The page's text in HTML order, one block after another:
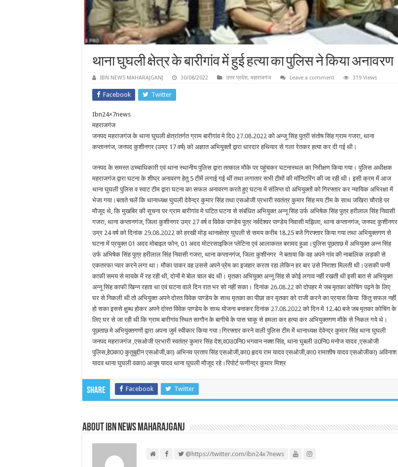
थाना घुघली क्षेत्र के बारीगांव में हुई हत्या का पुलिस ने किया अनावरण
IBN NEWS MAHARAJGANJ 30/08/2022 उत्तर प्रदेश, महाराजगंज Leave a comment 319 Views
Facebook Twitter
Ibn24×7news
महराजगंज
जनपद महराजगंज के थाना घुघली क्षेत्रांतर्गत ग्राम बारीगांव मे दि0 27.08.2022 को अन्जू सिंह पुत्री संतोष सिंह ग्राम गजरा, थाना
कप्तानगंज, जनपद कुशीनगर (उम्र 17 वर्ष) को अज्ञात अभियुक्तों द्वारा धारदार हथियार से गला रेतकर हत्या कर दी गई थी।
जनपद के समस्त उच्चाधिकारी एवं थाना स्थानीय पुलिस द्वारा तत्काल मौके पर पहूंचकर घटनास्थल का निरीक्षण किया गया। पुलिस अधीक्षक
महराजगंज द्वारा घटना के शीघ्र अनावरण हेतु 5 टीमें लगाई गई थीं तथा लगातार सभी टीमों की मॉनिटरिंग की जा रही थी। इसी क्रम में आज
थाना घुघली पुलिस व स्वाट टीम द्वारा घटना का सफल अनावरण करते हुए घटना में संलिप्त दो अभियुक्तों को गिरफ्तार कर न्यायिक अभिरक्षा में
भेजा गया।बताते चलें कि थानाध्यक्ष घुघली देवेन्द्र कुमार सिंह तथा एसओजी प्रभारी स्वतंत्र कुमार सिंह मय टीम के साथ जखिरा चौराहे पर
मौजूद थे, कि मुखबिर की सूचना पर ग्राम बारीगांव मे घटित घटना से संबंधित अभियुक्त अन्नू सिंह उर्फ अभिषेक सिंह पुत्र हरीलाल सिंह निवासी
गजरा, थाना कप्तानगंज, जिला कुशीनगर उम्र 27 वर्ष व विवेक पाण्डेय पुत्र नर्वदेश्वर पाण्डेय निवासी मझिला, थाना कप्तानगंज, जनपद कुशीनगर
उम्र 24 वर्ष को दिनांक 29.08.2022 को हरखी मोड़ थानाक्षेत्र घुघली से समय करीब 18.25 बजे गिरफ्तार किया गया तथा अभियुक्तगण से
घटना में प्रयुक्त 01 अदद मोबाइल फोन, 01 अदद मोटरसाइकिल प्लेटिना एवं आलाकत्ल बरामद हुआ।पुलिस पूछताछ में अभियुक्त अन्न सिंह
उर्फ अभिषेक सिंह पुत्र हरीलाल सिंह निवासी गजरा, थाना कप्तानगंज, जिला कुशीनगर ने बताया कि वह अपने गांव की नाबालिक लड़की से
एकतरफा प्यार करने लगा था। मौका पाकर वह उससे अपने प्रेम का इजहार करता रहा लेकिन हर बार उसे निराशा मिलती थी।उसकी पत्नी
काफी समय से मायके में रह रही थी, दोनों मे बोल चाल बंद थी। मृतका अभियुक्त अन्नू सिंह से कोई लगाव नहीं रखती थी इसी बात से अभियुक्त
अन्नू सिंह काफी खिन्न रहता था एवं घटना वाले दिन रात भर सो नहीं सका। दिनांक 26.08.22 को दोपहर मे जब मृतका कोचिंग पढ़ने के लिए
घर से निकली थी तो अभियुक्त अपने दोस्त विवेक पाण्डेय के साथ मृतका का पीछा कर मृतका को राजी करने का प्रयास किया किंतु सफल नहीं
हो सका इससे क्षुब्ध होकर अपने दोस्त विवेक पाण्डेय के साथ योजना बनाकर दिनांक 27.08.2022 को दिन मे 12.40 बजे जब मृतका कोचिंग के
लिए घर से जा रही थी कि ग्राम बारीगांव स्थित सागौन के बागीचे के पास चाकू से हमला कर हत्या कर अभियुक्तगण मौके से निकल गये थे।
पूछताछ मे अभियुक्तगणों द्वारा अपना जुर्म स्वीकार किया गया।गिरफ्तार करने वाली पुलिस टीम में थानाध्यक्ष देवेन्द्र कुमार सिंह थाना घुघली
जनपद महराजगंज ,एसओजी प्रभारी स्वतंत्र कुमार सिंह देश,व0उ0नि0 भगवान नक्श सिंह, थाना घुबली उ0नि0 मनोज यादव ,एसओजी
पुलिस,हे0का0 कुतुबुद्दीन एसओजी,का) अभिनव प्रताप सिंह एसओजी,का0 हृदय राम यादव एसओजी,का0 रामाशीष यादव एसओजीका) अविनाश
यादव थाना घुघली वका0 आयुष यादव थाना घुघली मौजूद रहे।रिपोर्ट फणीन्द्र कुमार मिश्र
Share Facebook Twitter
About IBN NEWS MAHARAJGANJ
@https://twitter.com/ibn24x7news